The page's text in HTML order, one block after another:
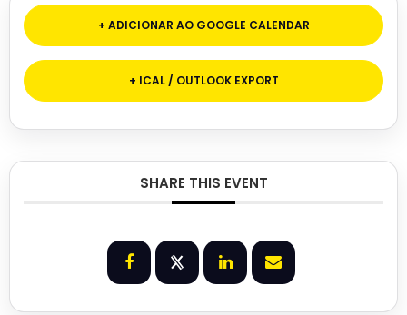
+ ADICIONAR AO GOOGLE CALENDAR
+ ICAL / OUTLOOK EXPORT
SHARE THIS EVENT